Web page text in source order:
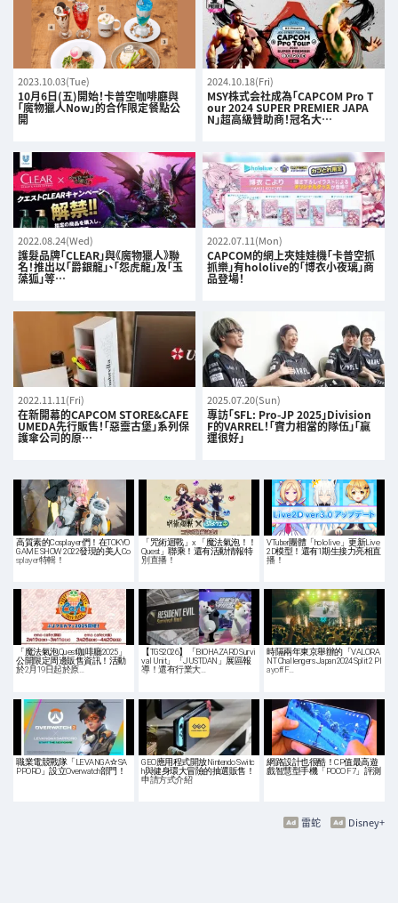
2023.10.03(Tue)
10月6日(五)開始！卡普空咖啡廳與
「魔物獵人Now」的合作限定餐點公
開
2024.10.18(Fri)
MSY株式会社成為「CAPCOM Pro T
our 2024 SUPER PREMIER JAPA
N」超高級贊助商！冠名大…
2022.08.24(Wed)
護髮品牌「CLEAR」與《魔物獵人》聯
名！推出以「爵銀龍」、「怨虎龍」及「玉
藻狐」等…
2022.07.11(Mon)
CAPCOM的網上夾娃娃機「卡普空抓
抓樂」有hololive的「博衣小夜璃」商
品登場！
2022.11.11(Fri)
在新開幕的CAPCOM STORE&CAFE
UMEDA先行販售！「惡靈古堡」系列保
護傘公司的原…
2025.07.20(Sun)
專訪「SFL: Pro-JP 2025」Division
F的VARREL！「實力相當的隊伍」「贏
運很好」
高質素的Cosplayer們！在TOKYO
GAME SHOW 2022發現的美人Co
splayer特輯！
「咒術迴戰」x 「魔法氣泡！！
Quest」聯乘！還有活動情報特
別直播！
VTuber團體「hololive」更新Live
2D模型！還有1期生接力亮相直
播！
「魔法氣泡Quest咖啡廳2025」
公開限定周邊販售資訊！活動
於2月19日起於原…
【TGS2026】「BIOHAZARD Survi
val Unit」「JUSTDAN」展區報
導！還有行業大…
時隔兩年東京舉辦的「VALORA
NT Challengers Japan 2024 Split 2 Pl
ayoff F…
職業電競戰隊「LEVANGA☆SA
PPORO」設立Overwatch部門！
GEO應用程式開放Nintendo Switc
h與健身環大冒險的抽選販售！
申請方式介紹
網路設計也很酷！CP值最高遊
戲智慧型手機「POCO F7」評測
Disney+
雷蛇